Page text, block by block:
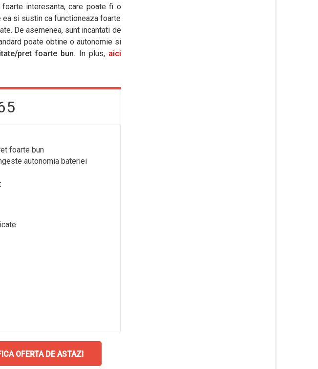
interesanta, care poate fi o
si sustin ca functioneaza foarte
De asemenea, sunt incantati de
poate obtine o autonomie si
pret foarte bun. In plus, aici
foarte bun
autonomia bateriei
OFERTA DE ASTAZI